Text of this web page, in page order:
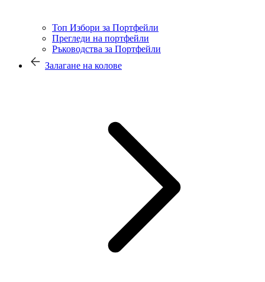
Топ Избори за Портфейли
Прегледи на портфейли
Ръководства за Портфейли
Залагане на колове